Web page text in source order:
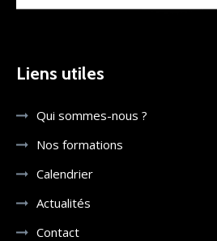
Liens utiles
Qui sommes-nous ?
Nos formations
Calendrier
Actualités
Contact